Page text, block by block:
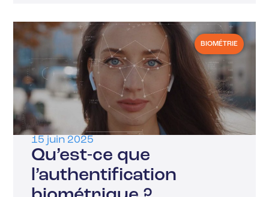
BIOMÉTRIE
15 juin 2025
Qu’est-ce que
l’authentification